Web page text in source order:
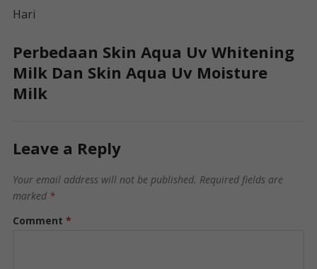
Hari
Perbedaan Skin Aqua Uv Whitening
Milk Dan Skin Aqua Uv Moisture
Milk
Leave a Reply
Your email address will not be published. Required fields are
marked *
Comment *